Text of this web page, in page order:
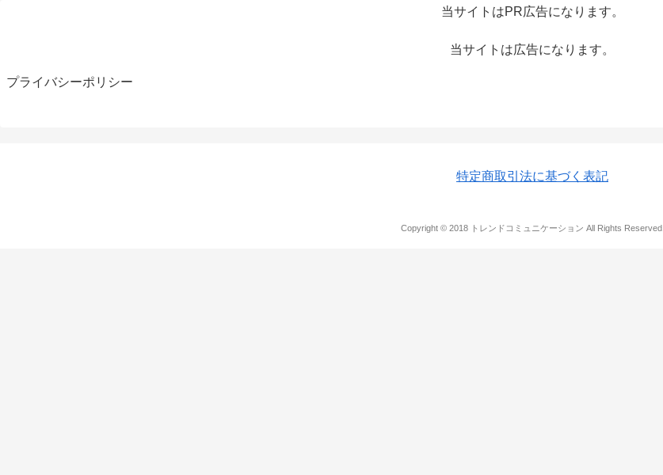
当サイトはPR広告になります。
当サイトは広告になります。
プライバシーポリシー
特定商取引法に基づく表記
Copyright © 2018 トレンドコミュニケーション All Rights Reserved.